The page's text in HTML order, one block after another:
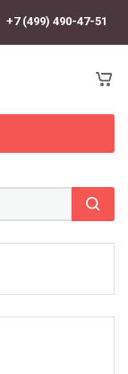
+7 (499) 490-47-51